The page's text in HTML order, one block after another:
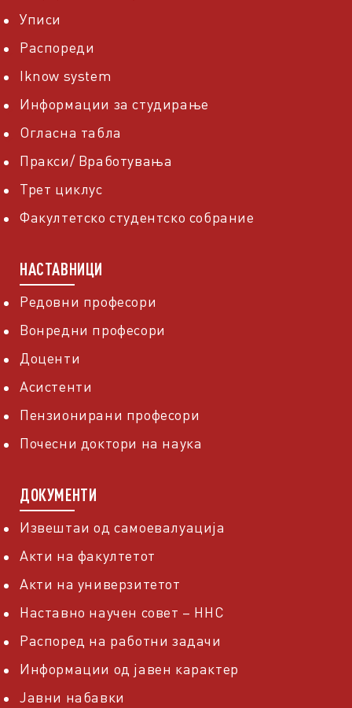
Уписи
Распореди
Iknow system
Информации за студирање
Огласна табла
Пракси/ Вработувања
Трет циклус
Факултетско студентско собрание
НАСТАВНИЦИ
Редовни професори
Вонредни професори
Доценти
Асистенти
Пензионирани професори
Почесни доктори на наука
ДОКУМЕНТИ
Извештаи од самоевалуација
Акти на факултетот
Акти на универзитетот
Наставно научен совет – ННС
Распоред на работни задачи
Информации од јавен карактер
Јавни набавки